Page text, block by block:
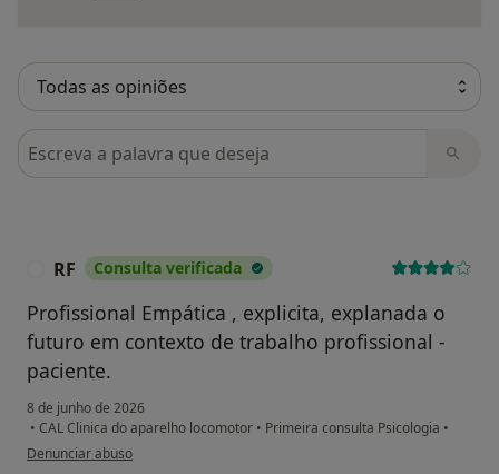
Pesquisar em opiniões
RF Consulta verificada
Profissional Empática , explicita, explanada o
futuro em contexto de trabalho profissional -
paciente.
8 de junho de 2026
• CAL Clinica do aparelho locomotor • Primeira consulta Psicologia •
na opinião do utilizador RF
Denunciar abuso